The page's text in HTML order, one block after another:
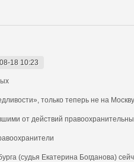
18 10:23
только теперь не на
от действий
(судья Екатерина Богданова)